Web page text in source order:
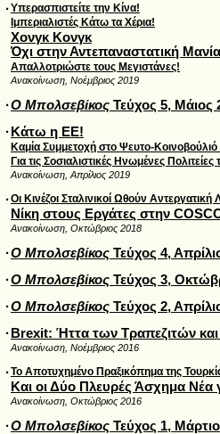
·Υπερασπιστείτε την Κίνα!
Ιμπεριαλιστές Κάτω τα Χέρια!
Χονγκ Κονγκ
Όχι στην Αντεπαναστατική
Απαλλοτριώστε τους Μεγιστάνες!
Ανακοίνωση, Νοέμβριος 2019
·Ο Μπολσεβίκος Τεύχος 5, Μάιος
· Κάτω η ΕΕ!
Καμία Συμμετοχή στο Ψευτο-Κοινοβούλιό
Για τις Σοσιαλιστικές Ηνωμένες
Ανακοίνωση, Απρίλιος 2019
·Οι Κινέζοι Σταλινικοί Ωθούν Αντεργατική
Νίκη στους Εργάτες στην
Ανακοίνωση, Οκτώβριος 2018
·Ο Μπολσεβίκος Τεύχος 4,
·Ο Μπολσεβίκος Τεύχος 3,
·Ο Μπολσεβίκος Τεύχος 2,
· Brexit: Ήττα των Τραπεζιτών
Ανακοίνωση, Νοέμβριος 2016
·Το Αποτυχημένο Πραξικόπημα της
Και οι Δύο Πλευρές Άσχημα Νέα
Ανακοίνωση, Οκτώβριος 2016
·Ο Μπολσεβίκος Τεύχος 1,